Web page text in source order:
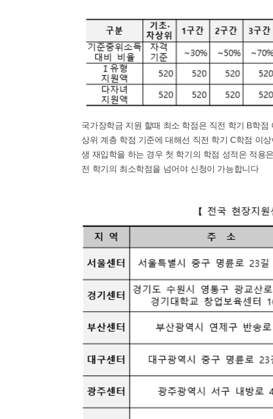
국가장학금 지원 할때 최소 학점은 직전 학기 B학
상위 계층 학점 기준에 대해선 직전 학기 C학점 이
생 재입학을 하는 경우 첫 학기의 학점 성적은 적용
전 학기의 최소학점을 넘어야 신청이 가능합니다